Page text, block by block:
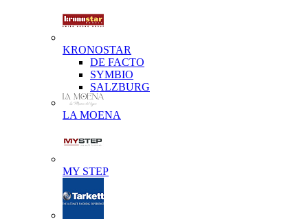
KRONOSTAR
DE FACTO
SYMBIO
SALZBURG
LA MOENA
MY STEP